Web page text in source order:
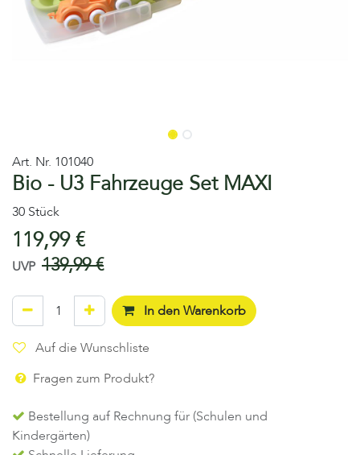
Art. Nr. 101040
Bio - U3 Fahrzeuge Set MAXI
30 Stück
119,99€
UVP 139,99€
In den Warenkorb
Auf die Wunschliste
Fragen zum Produkt?
Bestellung auf Rechnung für (Schulen und
Kindergärten)